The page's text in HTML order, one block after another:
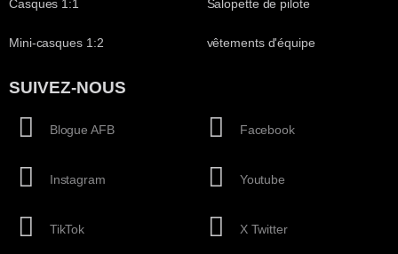
Casques 1:1
Mini-casques 1:2
Salopette de pilote
vêtements d'équipe
SUIVEZ-NOUS
Blogue AFB
Instagram
TikTok
Facebook
Youtube
X Twitter